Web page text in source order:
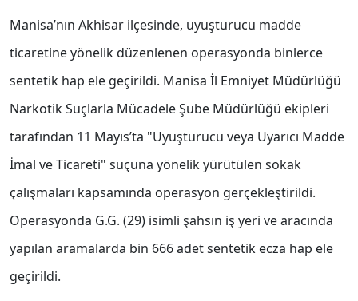
Manisa’nın Akhisar ilçesinde, uyuşturucu madde
ticaretine yönelik düzenlenen operasyonda binlerce
sentetik hap ele geçirildi. Manisa İl Emniyet Müdürlüğü
Narkotik Suçlarla Mücadele Şube Müdürlüğü ekipleri
tarafından 11 Mayıs’ta "Uyuşturucu veya Uyarıcı Madde
İmal ve Ticareti" suçuna yönelik yürütülen sokak
çalışmaları kapsamında operasyon gerçekleştirildi.
Operasyonda G.G. (29) isimli şahsın iş yeri ve aracında
yapılan aramalarda bin 666 adet sentetik ecza hap ele
geçirildi.